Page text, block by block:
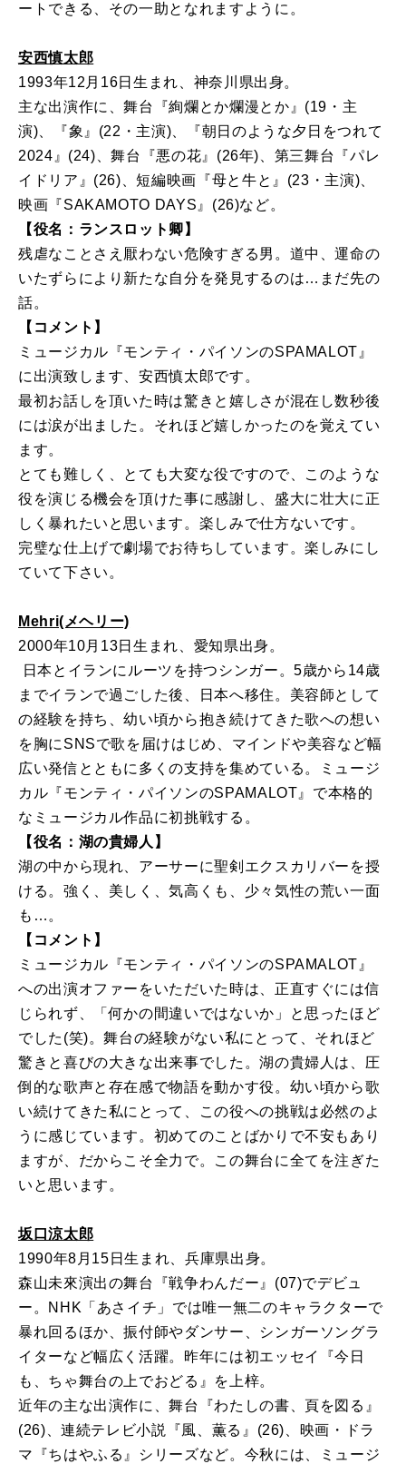
ートできる、その一助となれますように。
安西慎太郎
1993年12月16日生まれ、神奈川県出身。
主な出演作に、舞台『絢爛とか爛漫とか』(19・主
演)、『象』(22・主演)、『朝日のような夕日をつれて
2024』(24)、舞台『悪の花』(26年)、第三舞台『パレ
イドリア』(26)、短編映画『母と牛と』(23・主演)、
映画『SAKAMOTO DAYS』(26)など。
【役名：ランスロット卿】
残虐なことさえ厭わない危険すぎる男。道中、運命の
いたずらにより新たな自分を発見するのは…まだ先の
話。
【コメント】
ミュージカル『モンティ・パイソンのSPAMALOT』
に出演致します、安西慎太郎です。
最初お話しを頂いた時は驚きと嬉しさが混在し数秒後
には涙が出ました。それほど嬉しかったのを覚えてい
ます。
とても難しく、とても大変な役ですので、このような
役を演じる機会を頂けた事に感謝し、盛大に壮大に正
しく暴れたいと思います。楽しみで仕方ないです。
完璧な仕上げで劇場でお待ちしています。楽しみにし
ていて下さい。
Mehri(メヘリー)
2000年10月13日生まれ、愛知県出身。
日本とイランにルーツを持つシンガー。5歳から14歳
までイランで過ごした後、日本へ移住。美容師として
の経験を持ち、幼い頃から抱き続けてきた歌への想い
を胸にSNSで歌を届けはじめ、マインドや美容など幅
広い発信とともに多くの支持を集めている。ミュージ
カル『モンティ・パイソンのSPAMALOT』で本格的
なミュージカル作品に初挑戦する。
【役名：湖の貴婦人】
湖の中から現れ、アーサーに聖剣エクスカリバーを授
ける。強く、美しく、気高くも、少々気性の荒い一面
も…。
【コメント】
ミュージカル『モンティ・パイソンのSPAMALOT』
への出演オファーをいただいた時は、正直すぐには信
じられず、「何かの間違いではないか」と思ったほど
でした(笑)。舞台の経験がない私にとって、それほど
驚きと喜びの大きな出来事でした。湖の貴婦人は、圧
倒的な歌声と存在感で物語を動かす役。幼い頃から歌
い続けてきた私にとって、この役への挑戦は必然のよ
うに感じています。初めてのことばかりで不安もあり
ますが、だからこそ全力で。この舞台に全てを注ぎた
いと思います。
坂口涼太郎
1990年8月15日生まれ、兵庫県出身。
森山未來演出の舞台『戦争わんだー』(07)でデビュ
ー。NHK「あさイチ」では唯一無二のキャラクターで
暴れ回るほか、振付師やダンサー、シンガーソングラ
イターなど幅広く活躍。昨年には初エッセイ『今日
も、ちゃ舞台の上でおどる』を上梓。
近年の主な出演作に、舞台『わたしの書、頁を図る』
(26)、連続テレビ小説『風、薫る』(26)、映画・ドラ
マ『ちはやふる』シリーズなど。今秋には、ミュージ